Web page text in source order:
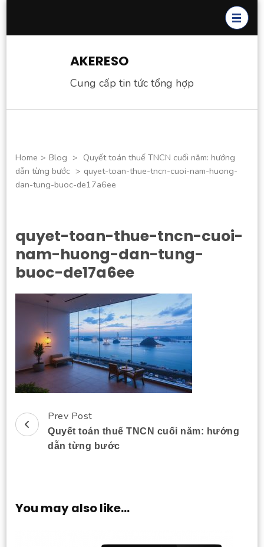
AKERESO
Cung cấp tin tức tổng hợp
Home > Blog > Quyết toán thuế TNCN cuối năm: hướng
dẫn từng bước > quyet-toan-thue-tncn-cuoi-nam-huong-
dan-tung-buoc-de17a6ee
quyet-toan-thue-tncn-cuoi-
nam-huong-dan-tung-
buoc-de17a6ee
Post
Navigation
Prev Post
Quyết toán thuế TNCN cuối năm: hướng
dẫn từng bước
You may also like...